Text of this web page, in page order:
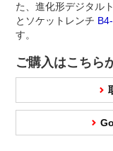
た、進化形デジタル
とソケットレンチ
す。
ご購入はこちら